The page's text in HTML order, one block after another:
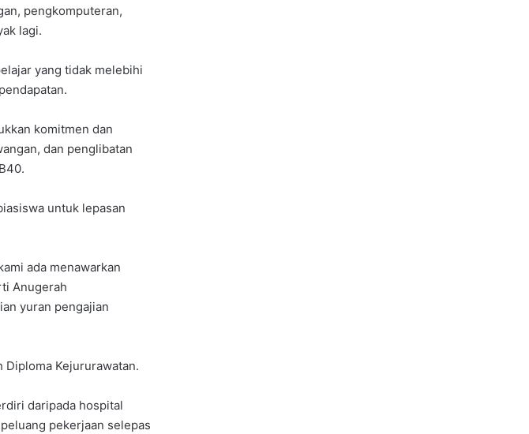
pengkomputeran,
lagi.
yang tidak melebihi
komitmen dan
dan penglibatan
untuk lepasan
ada menawarkan
Anugerah
yuran pengajian
Diploma Kejururawatan.
daripada hospital
pekerjaan selepas